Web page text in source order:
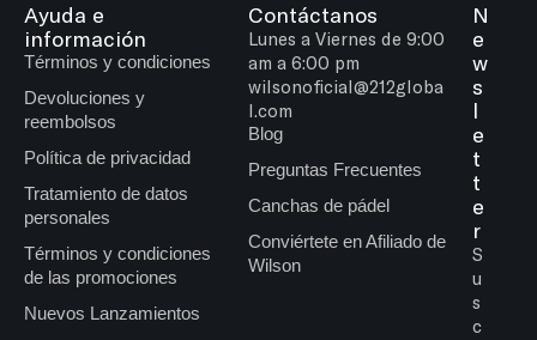
Ayuda e
información
Términos y condiciones
Devoluciones y
reembolsos
Política de privacidad
Tratamiento de datos
personales
Términos y condiciones
de las promociones
Nuevos Lanzamientos
Contáctanos
Lunes a Viernes de 9:00
am a 6:00 pm
wilsonoficial@212globa
l.com
Blog
Preguntas Frecuentes
Canchas de pádel
Conviértete en Afiliado de
Wilson
N
e
w
s
l
e
t
t
e
r
S
u
s
c